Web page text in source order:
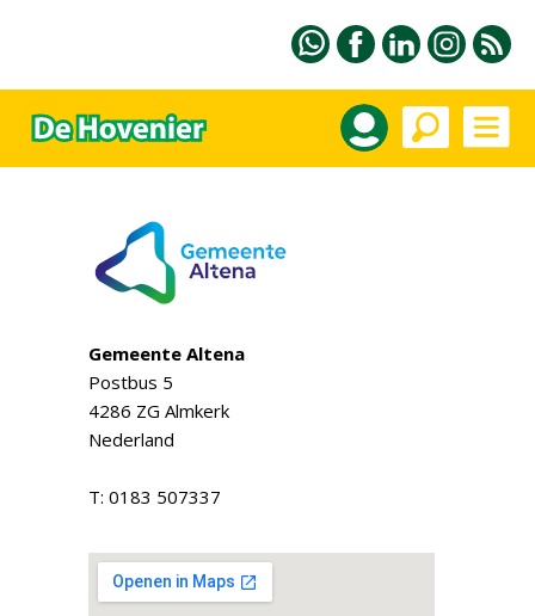
Gemeente Altena
Postbus 5
4286 ZG Almkerk
Nederland
T: 0183 507337